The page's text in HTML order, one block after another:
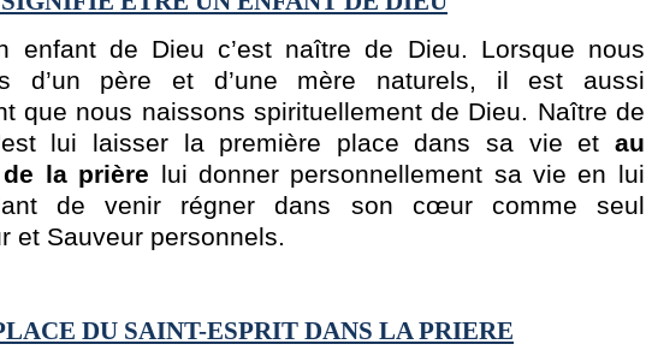
enfant de Dieu c’est naître de Dieu. Lorsque nous
d’un père et d’une mère naturels, il est aussi
que nous naissons spirituellement de Dieu. Naître de
lui laisser la première place dans sa vie et au
la prière lui donner personnellement sa vie en lui
de venir régner dans son cœur comme seul
et Sauveur personnels.
DU SAINT-ESPRIT DANS LA PRIERE